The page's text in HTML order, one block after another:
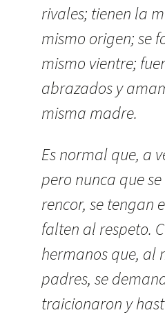
rivales; tienen la
mismo origen; se
mismo vientre;
abrazados y
misma madre.
Es normal que, a
pero nunca que
rencor, se tengan
falten al respeto.
hermanos que, al
padres, se
traicionaron y